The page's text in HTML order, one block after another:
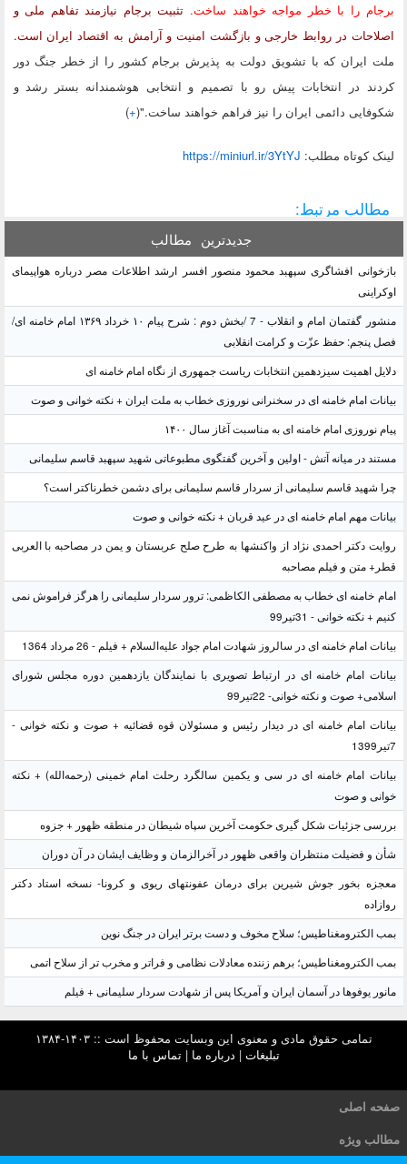
برجام را با خطر مواجه خواهند ساخت. تثبیت برجام نیازمند تفاهم ملی و
اصلاحات در روابط خارجی و بازگشت امنیت و آرامش به اقتصاد ایران‌ است.
ملت ایران که با تشویق دولت به پذیرش برجام کشور را از خطر جنگ دور
کردند در انتخابات پیش رو با تصمیم و انتخابی هوشمندانه بستر رشد و
شکوفایی دائمی ایران را نیز فراهم خواهند ساخت."(+
)
لينک کوتاه مطلب: https://miniurl.ir/3YtYJ
مطالب مرتبط:
جدیدترین مطالب
بازخوانی افشاگری سپهبد محمود منصور افسر ارشد اطلاعات مصر درباره هواپیمای
اوکراینی
منشور گفتمان امام و انقلاب - 7 /بخش دوم : شرح پیام ۱۰ خرداد ۱۳۶۹ امام خامنه ای/
فصل پنجم: حفظ عزّت و کرامت انقلابی
دلایل اهمیت سیزدهمین انتخابات ریاست جمهوری از نگاه امام خامنه ای
بیانات امام خامنه ای در سخنرانی نوروزی خطاب به ملت ایران + نکته خوانی و صوت
پیام نوروزی امام خامنه ای به مناسبت آغاز سال ۱۴۰۰
مستند در میانه آتش - اولین و آخرین گفتگوی مطبوعاتی شهید سپهبد قاسم سلیمانی
چرا شهید قاسم سلیمانی از سردار قاسم سلیمانی برای دشمن خطرناکتر است؟
بیانات مهم امام خامنه ای در عید قربان + نکته خوانی و صوت
روایت دکتر احمدی نژاد از واکنشها به طرح صلح عربستان و یمن در مصاحبه با العربی
قطر+ متن و فیلم مصاحبه
امام خامنه ای خطاب به مصطفی الکاظمی: ترور سردار سلیمانی را هرگز فراموش نمی
کنیم + نکته خوانی - 31تیر99
بیانات امام خامنه ای در سالروز شهادت امام جواد علیه‌السلام + فیلم - 26 مرداد 1364
بیانات امام خامنه ای در ارتباط تصویری با نمایندگان یازدهمین دوره مجلس شورای
اسلامی+ صوت و نکته خوانی- 22تیر99
بیانات امام خامنه ای در دیدار رئیس و مسئولان قوه قضائیه + صوت و نکته خوانی -
7تیر1399
بیانات امام خامنه ای در سی و یکمین سالگرد رحلت امام خمینی (رحمه‌الله) + نکته
خوانی و صوت
بررسی جزئیات شکل گیری حکومت آخرین سپاه شیطان در منطقه ظهور + جزوه
شأن و فضیلت منتظران واقعی ظهور در آخرالزمان و وظایف ایشان در آن دوران
معجزه بخور جوش شیرین برای درمان عفونتهای ریوی و کرونا- نسخه استاد دکتر
روازاده
بمب الکترومغناطیس؛ سلاح مخوف و دست برتر ایران در جنگ نوین
بمب الکترومغناطیس؛ برهم زننده معادلات نظامی و فراتر و مخرب تر از سلاح اتمی
مانور یوفوها در آسمان ایران و آمریکا پس از شهادت سردار سلیمانی + فیلم
تمامی حقوق مادی و معنوی این وبسایت محفوظ است :: ۱۴۰۳-۱۳۸۴
تبلیغات | درباره ما |تماس با ما
صفحه اصلی
مطالب ویژه